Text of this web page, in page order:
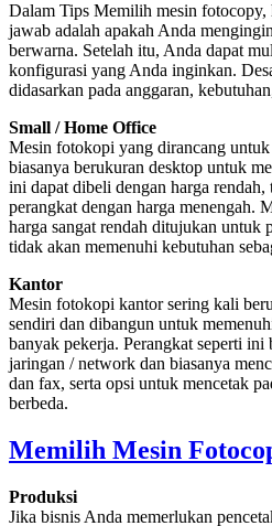
Dalam Tips Memilih mesin fotocopy,
jawab adalah apakah Anda
berwarna. Setelah itu, Anda dapat
konfigurasi yang Anda inginkan.
didasarkan pada anggaran,
Small / Home Office
Mesin fotokopi yang dirancang
biasanya berukuran desktop untuk
ini dapat dibeli dengan harga
perangkat dengan harga menengah.
harga sangat rendah ditujukan untuk
tidak akan memenuhi kebutuhan
Kantor
Mesin fotokopi kantor sering kali
sendiri dan dibangun untuk
banyak pekerja. Perangkat seperti
jaringan / network dan biasanya
dan fax, serta opsi untuk mencetak
berbeda.
Memilih Mesin
Produksi
Jika bisnis Anda memerlukan